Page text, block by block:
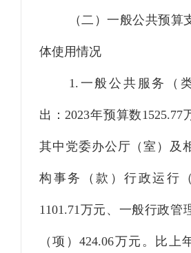
（二）一般公共预算
体使用情况
1.一般公共服务（
出：2023年预算数1525.77
其中党委办公厅（室）及
构事务（款）行政运行（
1101.71万元、一般行政管
（项）424.06万元。比上